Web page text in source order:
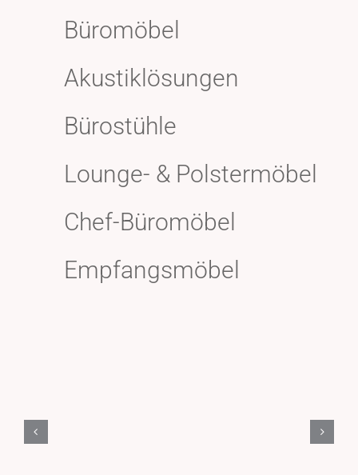
Büromöbel
Akustiklösungen
Bürostühle
Lounge- & Polstermöbel
Chef-Büromöbel
Empfangsmöbel